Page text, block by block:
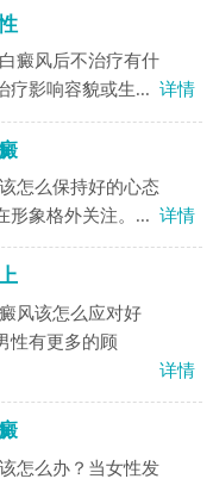
癜风后不治疗有什
疗影响容貌或生... 详情
怎么保持好的心态
形象格外关注。... 详情
风该怎么应对好
性有更多的顾
详情
怎么办？当女性发